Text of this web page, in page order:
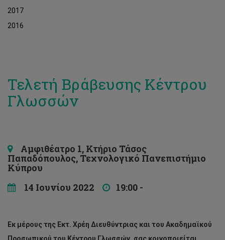
2017
2016
Τελετή Βράβευσης Κέντρου
Γλωσσών
Αμφιθέατρο 1, Κτήριο Τάσος
Παπαδόπουλος, Τεχνολογικό Πανεπιστήμιο
Κύπρου
14 Ιουνίου 2022
19:00 -
Εκ μέρους της Εκτ. Χρέη Διευθύντριας και του Ακαδημαϊκού